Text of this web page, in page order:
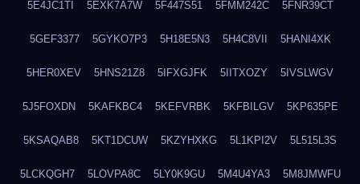
5E4JC1TI 5EXK7A7W 5F447S51 5FMM242C 5FNR39CT
5GEF3377 5GYKO7P3 5H18E5N3 5H4C8VII 5HANI4XK
5HER0XEV 5HNS21Z8 5IFXGJFK 5IITXOZY 5IVSLWGV
5J5FOXDN 5KAFKBC4 5KEFVRBK 5KFBILGV 5KP635PE
5KSAQAB8 5KT1DCUW 5KZYHXKG 5L1KPI2V 5L515L3S
5LCKQGH7 5LOVPA8C 5LY0K9GU 5M4U4YA3 5M8JMWFU